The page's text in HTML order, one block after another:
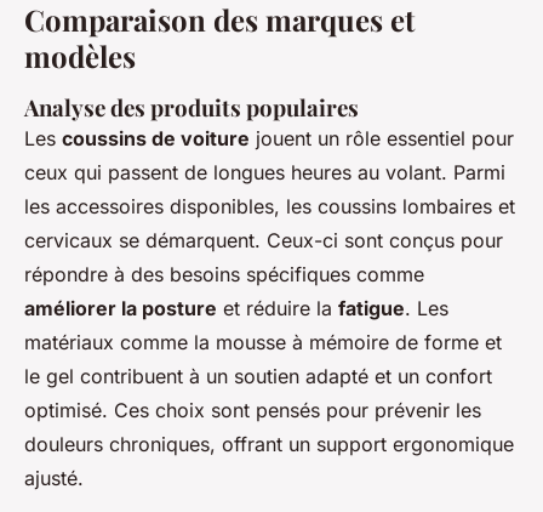
Comparaison des marques et
modèles
Analyse des produits populaires
Les coussins de voiture jouent un rôle essentiel pour
ceux qui passent de longues heures au volant. Parmi
les accessoires disponibles, les coussins lombaires et
cervicaux se démarquent. Ceux-ci sont conçus pour
répondre à des besoins spécifiques comme
améliorer la posture et réduire la fatigue. Les
matériaux comme la mousse à mémoire de forme et
le gel contribuent à un soutien adapté et un confort
optimisé. Ces choix sont pensés pour prévenir les
douleurs chroniques, offrant un support ergonomique
ajusté.